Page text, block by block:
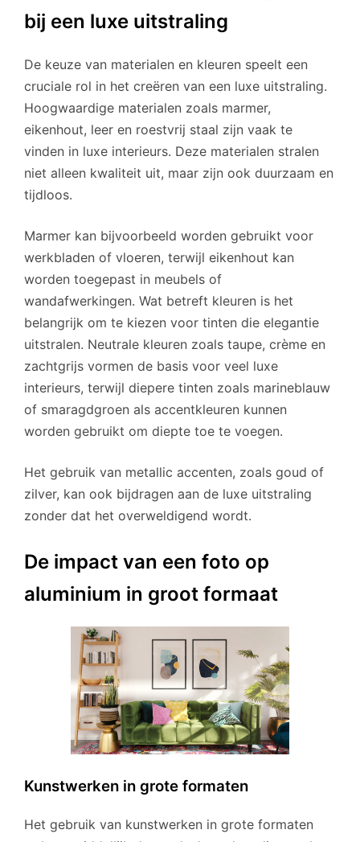
bij een luxe uitstraling
De keuze van materialen en kleuren speelt een
cruciale rol in het creëren van een luxe uitstraling.
Hoogwaardige materialen zoals marmer,
eikenhout, leer en roestvrij staal zijn vaak te
vinden in luxe interieurs. Deze materialen stralen
niet alleen kwaliteit uit, maar zijn ook duurzaam en
tijdloos.
Marmer kan bijvoorbeeld worden gebruikt voor
werkbladen of vloeren, terwijl eikenhout kan
worden toegepast in meubels of
wandafwerkingen. Wat betreft kleuren is het
belangrijk om te kiezen voor tinten die elegantie
uitstralen. Neutrale kleuren zoals taupe, crème en
zachtgrijs vormen de basis voor veel luxe
interieurs, terwijl diepere tinten zoals marineblauw
of smaragdgroen als accentkleuren kunnen
worden gebruikt om diepte toe te voegen.
Het gebruik van metallic accenten, zoals goud of
zilver, kan ook bijdragen aan de luxe uitstraling
zonder dat het overweldigend wordt.
De impact van een foto op
aluminium in groot formaat
Kunstwerken in grote formaten
Het gebruik van kunstwerken in grote formaten